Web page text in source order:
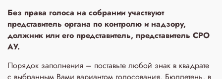
Без права голоса на собрании участвуют
представитель органа по контролю и надзору,
должник или его представитель, представитель СРО
АУ.
Порядок заполнения – поставьте любой знак в квадрате